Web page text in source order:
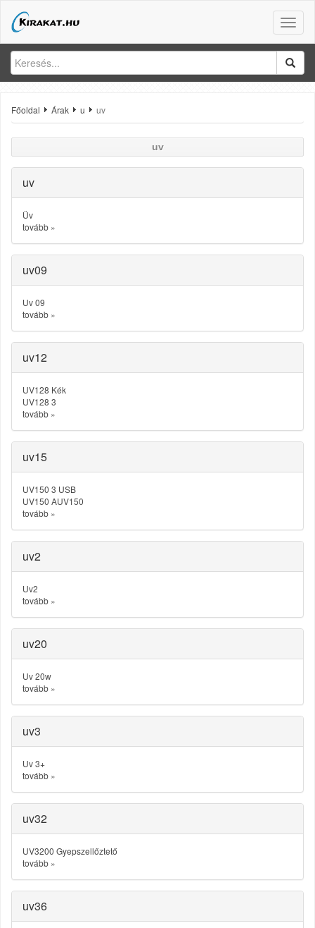
Toggle
Főoldal Árak u uv
uv
uv
Üv
tovább »
uv09
Uv 09
tovább »
uv12
UV128 Kék
UV128 3
tovább »
uv15
UV150 3 USB
UV150 AUV150
tovább »
uv2
Uv2
tovább »
uv20
Uv 20w
tovább »
uv3
Uv 3+
tovább »
uv32
UV3200 Gyepszellőztető
tovább »
uv36